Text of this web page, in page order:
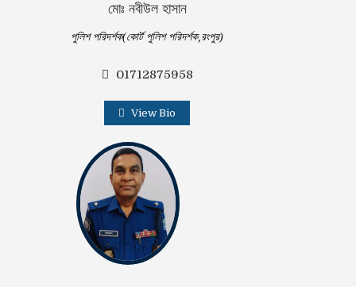
মোঃ নবীউল হাসান
পুলিশ পরিদর্শক(কোর্ট পুলিশ পরিদর্শক,রংপুর)
01712875958
View Bio